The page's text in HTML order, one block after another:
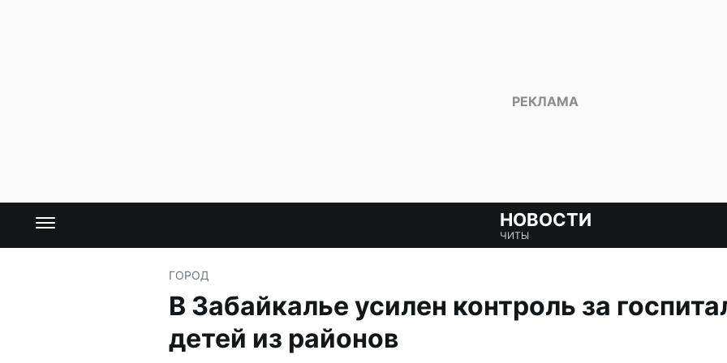
НОВОСТИ
ЧИТЫ
ГОРОД
В Забайкалье усилен контроль за
детей из районов